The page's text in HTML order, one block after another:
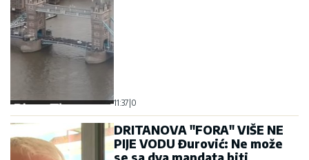
11:37 0
DRITANOVA "FORA" VIŠE NE
PIJE VODU Đurović: Ne može